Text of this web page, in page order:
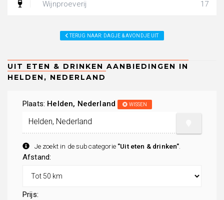
Wijnproeverij 17
TERUG NAAR: DAGJE & AVONDJE UIT
Plaats: Helden, Nederland WISSEN
Je zoekt in de subcategorie "Uit eten & drinken"
Afstand:
Prijs: